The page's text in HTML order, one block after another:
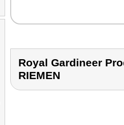
Royal Gardineer
RIEMEN